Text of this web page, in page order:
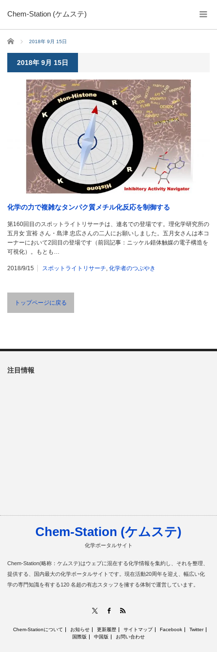
Chem-Station (ケムステ)
ホーム 2018年 9月 15日
2018年 9月 15日
化学の力で複雑なタンパク質メチル化反応を制御する
第160回目のスポットライトリサーチは、連名での登場です。理化学研究所の
五月女 宜裕 さん・島津 忠広さんの二人にお願いしました。五月女さんは本コ
ーナーにおいて2回目の登場です（前回記事：ニッケル錯体触媒の電子構造を
可視化）。もとも…
2018/9/15 スポットライトリサーチ, 化学者のつぶやき
トップページに戻る
注目情報
Chem-Station (ケムステ)
化学ポータルサイト
Chem-Station(略称：ケムステ)はウェブに混在する化学情報を集約し、それを整理、
提供する、国内最大の化学ポータルサイトです。現在活動20周年を迎え、幅広い化
学の専門知識を有する120 名超の有志スタッフを擁する体制で運営しています。
Facebook
Chem-Stationについて お知らせ 更新履歴 サイトマップ Facebook
Twitter
国際版
中国版 お問い合わせ